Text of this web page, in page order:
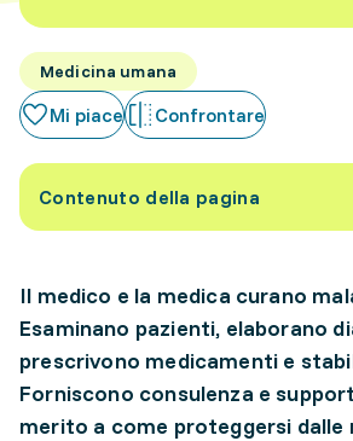
Medicina umana
Mi piace Confrontare
Contenuto della pagina
Il medico e la medica curano
Esaminano pazienti, elaborano
prescrivono medicamenti e
Forniscono consulenza e
merito a come proteggersi dalle